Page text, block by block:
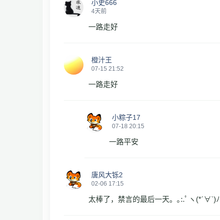
小史666
4天前
一路走好
橙汁王
07-15 21:52
一路走好
小粽子17
07-18 20:15
一路平安
唐风大铄2
02-06 17:15
太棒了，禁言的最后一天。｡:.ﾟヽ(*´∀`)